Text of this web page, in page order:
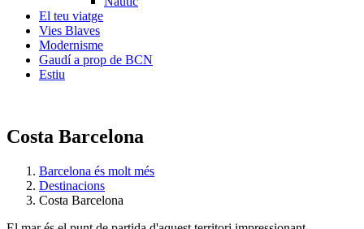
El teu viatge
Vies Blaves
Modernisme
Gaudí a prop de BCN
Estiu
Costa Barcelona
Barcelona és molt més
Destinacions
Costa Barcelona